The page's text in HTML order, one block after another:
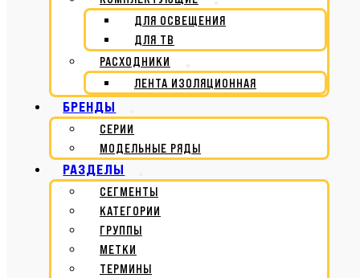
ДЛЯ ОСВЕЩЕНИЯ
ДЛЯ ТВ
РАСХОДНИКИ
ЛЕНТА ИЗОЛЯЦИОННАЯ
БРЕНДЫ
СЕРИИ
МОДЕЛЬНЫЕ РЯДЫ
РАЗДЕЛЫ
СЕГМЕНТЫ
КАТЕГОРИИ
ГРУППЫ
МЕТКИ
ТЕРМИНЫ